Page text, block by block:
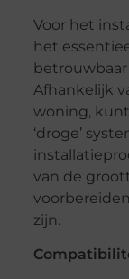
Voor het
het
Afhankelijk
woning, kunt
‘droge’
van de
zijn.